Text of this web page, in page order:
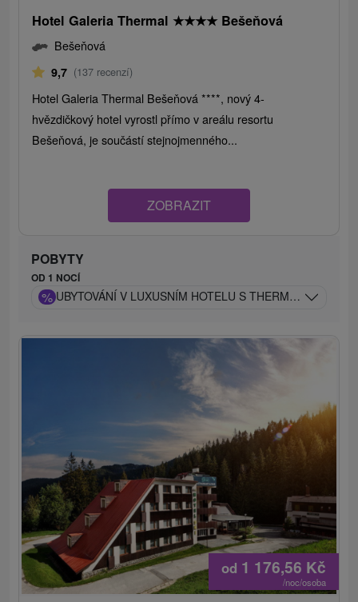
Hotel Galeria Thermal ★★★★ Bešeňová
Bešeňová
9,7 (137 recenzí)
Hotel Galeria Thermal Bešeňová ****, nový 4-
hvězdičkový hotel vyrostl přímo v areálu resortu
Bešeňová, je součástí stejnojmenného...
ZOBRAZIT
POBYTY
OD 1 NOCÍ
% UBYTOVÁNÍ V LUXUSNÍM HOTELU S THERMAL
od 1 176,56 Kč
/noc/osoba